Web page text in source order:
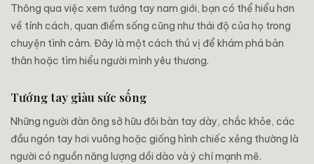
Thông qua việc xem tướng tay nam giới, bạn có thể hiểu hơn
về tính cách, quan điểm sống cũng như thái độ của họ trong
chuyện tình cảm. Đây là một cách thú vị để khám phá bản
thân hoặc tìm hiểu người mình yêu thương.
Tướng tay giàu sức sống
Những người đàn ông sở hữu đôi bàn tay dày, chắc khỏe, các
đầu ngón tay hơi vuông hoặc giống hình chiếc xẻng thường là
người có nguồn năng lượng dồi dào và ý chí mạnh mẽ.